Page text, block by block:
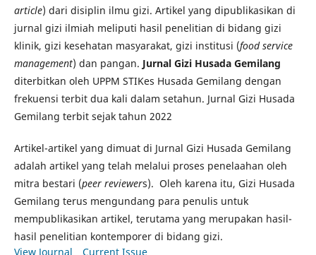
article) dari disiplin ilmu gizi. Artikel yang dipublikasikan di
jurnal gizi ilmiah meliputi hasil penelitian di bidang gizi
klinik, gizi kesehatan masyarakat, gizi institusi (food service
management) dan pangan. Jurnal Gizi Husada Gemilang
diterbitkan oleh UPPM STIKes Husada Gemilang dengan
frekuensi terbit dua kali dalam setahun. Jurnal Gizi Husada
Gemilang terbit sejak tahun 2022
Artikel-artikel yang dimuat di Jurnal Gizi Husada Gemilang
adalah artikel yang telah melalui proses penelaahan oleh
mitra bestari (peer reviewers). Oleh karena itu, Gizi Husada
Gemilang terus mengundang para penulis untuk
mempublikasikan artikel, terutama yang merupakan hasil-
hasil penelitian kontemporer di bidang gizi.
View Journal
Current Issue